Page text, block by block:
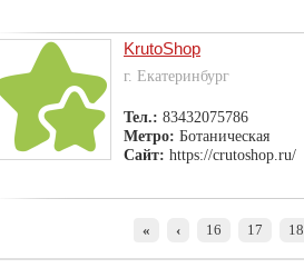
KrutoShop
г. Екатеринбург
Тел.: 83432075786
Метро: Ботаническая
Сайт: https://crutoshop.ru/
« ‹ 16 17 18